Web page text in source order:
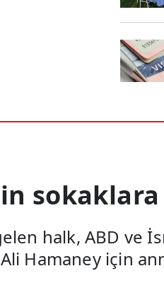
halk, ABD ve
Hamaney için